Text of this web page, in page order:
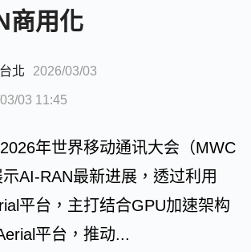
商用化
台北 2026/03/03
03 11:45
年世界移动通讯大会（MWC
AI-RAN最新进展，透过利用
平台，主打结合GPU加速架构
平台，推动...